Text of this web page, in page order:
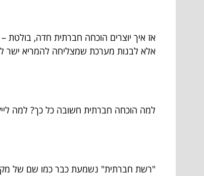
אז איך יוצרים הוכחה חברתית חדה, בולטת
אלא לבנות מערכת שמצליחה להמריא ישר
למה הוכחה חברתית חשובה כל כך? למה
"רשת חברתית" נשמעת כבר כמו שם של